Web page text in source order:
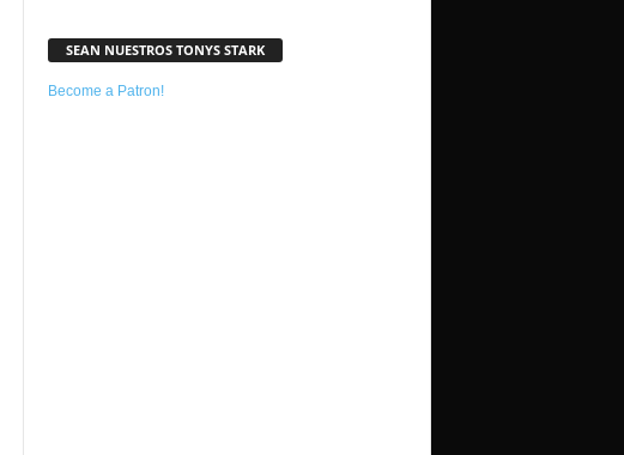
SEAN NUESTROS TONYS STARK
Become a Patron!